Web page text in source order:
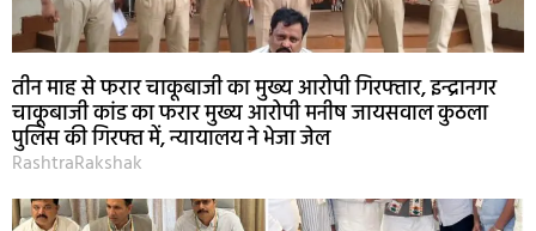
तीन माह से फरार चाकूबाजी का मुख्य आरोपी गिरफ्तार, इन्द्रानगर
चाकूबाजी कांड का फरार मुख्य आरोपी मनीष जायसवाल कुठला
पुलिस की गिरफ्त में, न्यायालय ने भेजा जेल
RashtraRakshak